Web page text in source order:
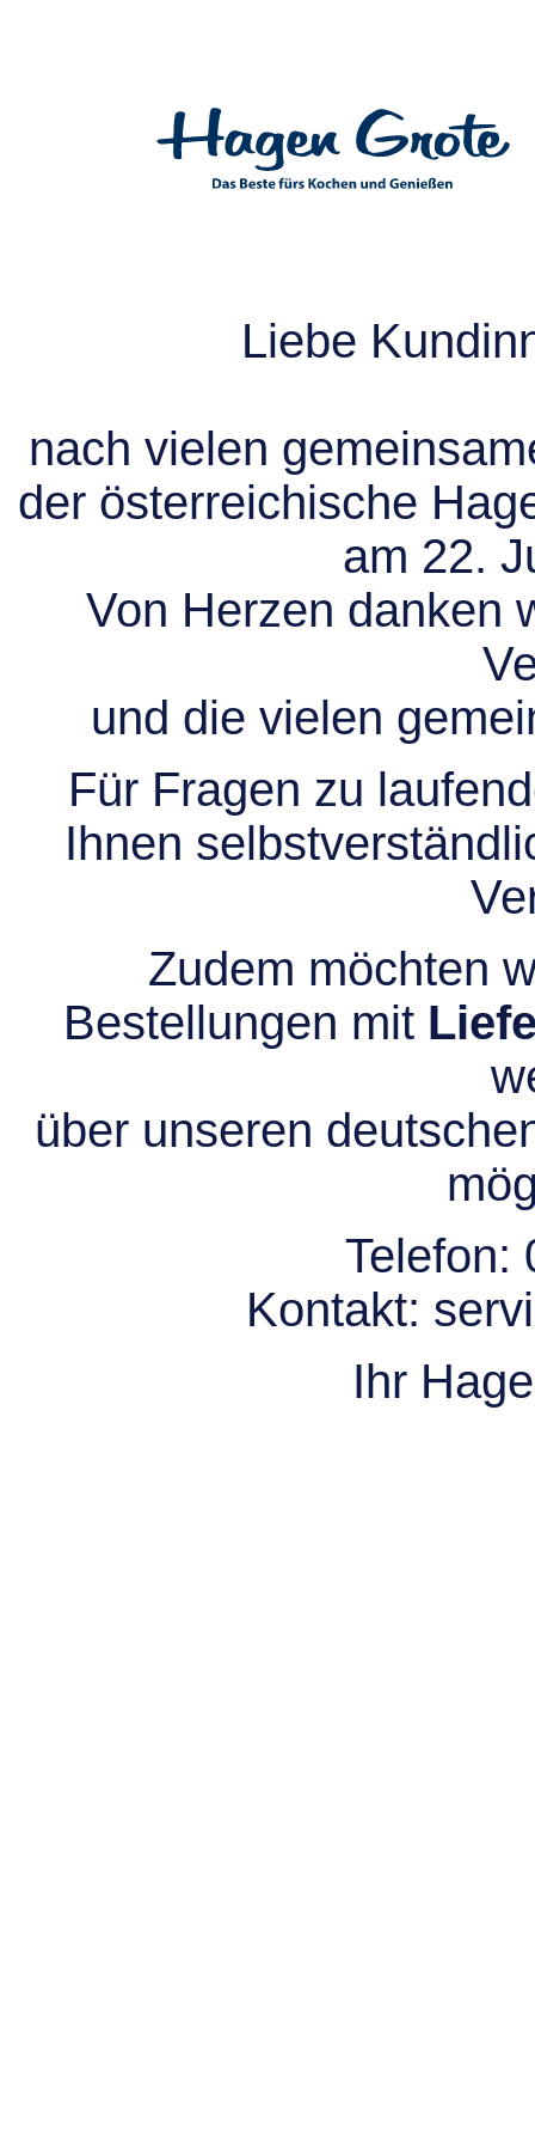
Liebe
nach vielen
der österreichische
am 22.
Von Herzen danken
und die vielen
Für Fragen zu
Ihnen
Zudem möchten
Bestellungen mit
über unseren
Telefon:
Kontakt:
Ihr